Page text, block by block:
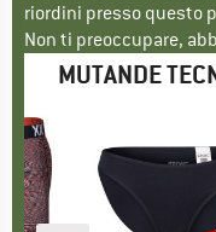
riordini presso questo
Non ti preoccupare,
MUTANDE